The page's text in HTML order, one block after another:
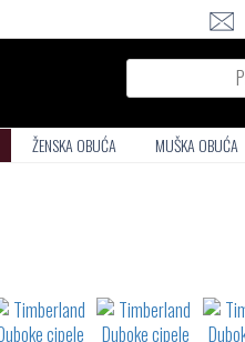
Pretraga
ŽENSKA OBUĆA MUŠKA OBUĆA